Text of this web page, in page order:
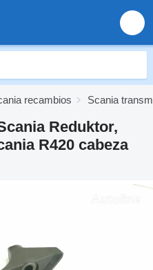
recambios Scania
Reduktor,
R420 cabeza